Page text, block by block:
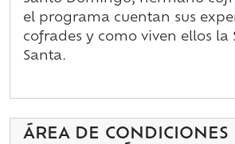
el programa cuentan sus
cofrades y como viven ellos la
Santa.
ÁREA DE CONDICIONES